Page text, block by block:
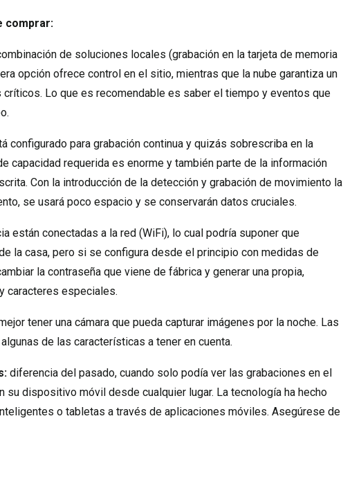
comprar:
de soluciones locales (grabación en la tarjeta de memoria
opción ofrece control en el sitio, mientras que la nube garantiza un
Lo que es recomendable es saber el tiempo y eventos que
configurado para grabación continua y quizás sobrescriba en la
capacidad requerida es enorme y también parte de la información
Con la introducción de la detección y grabación de movimiento la
se usará poco espacio y se conservarán datos cruciales.
están conectadas a la red (WiFi), lo cual podría suponer que
la casa, pero si se configura desde el principio con medidas de
la contraseña que viene de fábrica y generar una propia,
caracteres especiales.
tener una cámara que pueda capturar imágenes por la noche. Las
de las características a tener en cuenta.
diferencia del pasado, cuando solo podía ver las grabaciones en el
su dispositivo móvil desde cualquier lugar. La tecnología ha hecho
o tabletas a través de aplicaciones móviles. Asegúrese de